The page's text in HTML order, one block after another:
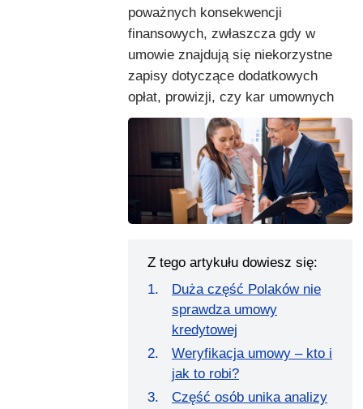
poważnych konsekwencji
finansowych, zwłaszcza gdy w
umowie znajdują się niekorzystne
zapisy dotyczące dodatkowych
opłat, prowizji, czy kar umownych
Z tego artykułu dowiesz się:
Duża część Polaków nie
sprawdza umowy
kredytowej
Weryfikacja umowy – kto i
jak to robi?
Część osób unika analizy